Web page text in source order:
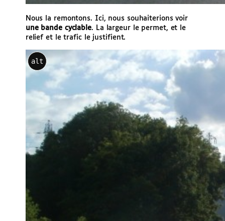
Nous la remontons. Ici, nous souhaiterions voir
une bande cyclable. La largeur le permet, et le
relief et le trafic le justifient.
alt